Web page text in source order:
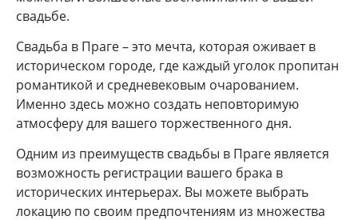
свадьбе.
Свадьба в Праге – это мечта, которая оживает в
историческом городе, где каждый уголок пропитан
романтикой и средневековым очарованием.
Именно здесь можно создать неповторимую
атмосферу для вашего торжественного дня.
Одним из преимуществ свадьбы в Праге является
возможность регистрации вашего брака в
исторических интерьерах. Вы можете выбрать
локацию по своим предпочтениям из множества